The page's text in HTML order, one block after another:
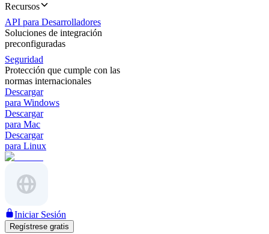
Recursos
API para Desarrolladores
Soluciones de integración
preconfiguradas
Seguridad
Protección que cumple con las
normas internacionales
Descargar
para Windows
Descargar
para Mac
Descargar
para Linux
Iniciar Sesión
Regístrese gratis